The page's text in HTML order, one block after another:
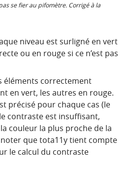
se fier au pifomètre. Corrigé à la
niveau est surligné en vert
ou en rouge si ce n’est pas
éléments correctement
en vert, les autres en rouge.
précisé pour chaque cas (le
contraste est insuffisant,
couleur la plus proche de la
que tota11y tient compte
le calcul du contraste